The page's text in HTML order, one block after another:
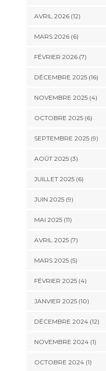
AVRIL 2026 (12)
MARS 2026 (6)
FÉVRIER 2026 (7)
DÉCEMBRE 2025 (16)
NOVEMBRE 2025 (4)
OCTOBRE 2025 (6)
SEPTEMBRE 2025 (9)
AOÛT 2025 (3)
JUILLET 2025 (6)
JUIN 2025 (9)
MAI 2025 (11)
AVRIL 2025 (7)
MARS 2025 (5)
FÉVRIER 2025 (4)
JANVIER 2025 (10)
DÉCEMBRE 2024 (12)
NOVEMBRE 2024 (1)
OCTOBRE 2024 (1)